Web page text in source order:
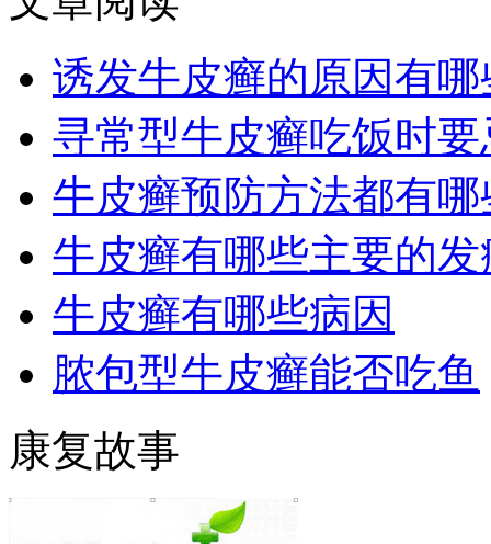
诱发牛皮癣的原因有哪
寻常型牛皮癣吃饭时
牛皮癣预防方法都有哪
牛皮癣有哪些主要的
牛皮癣有哪些病因
脓包型牛皮癣能否吃鱼
康复故事